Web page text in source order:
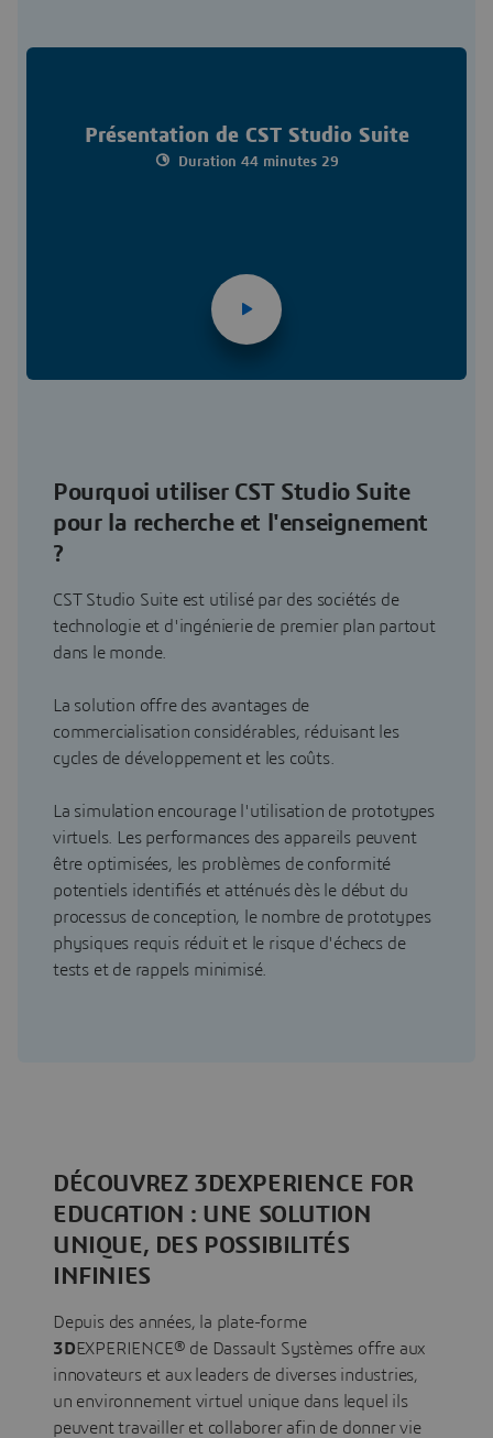
Présentation de CST Studio Suite
Duration 44 minutes 29
Pourquoi utiliser CST Studio Suite
pour la recherche et l'enseignement
?
CST Studio Suite est utilisé par des sociétés de
technologie et d'ingénierie de premier plan partout
dans le monde.
La solution offre des avantages de
commercialisation considérables, réduisant les
cycles de développement et les coûts.
La simulation encourage l'utilisation de prototypes
virtuels. Les performances des appareils peuvent
être optimisées, les problèmes de conformité
potentiels identifiés et atténués dès le début du
processus de conception, le nombre de prototypes
physiques requis réduit et le risque d'échecs de
tests et de rappels minimisé.
DÉCOUVREZ 3DEXPERIENCE FOR
EDUCATION : UNE SOLUTION
UNIQUE, DES POSSIBILITÉS
INFINIES
Depuis des années, la plate-forme
3DEXPERIENCE® de Dassault Systèmes offre aux
innovateurs et aux leaders de diverses industries,
un environnement virtuel unique dans lequel ils
peuvent travailler et collaborer afin de donner vie